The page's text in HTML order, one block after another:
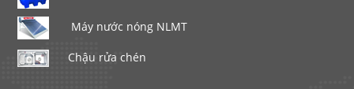
Máy nước nóng NLMT
Chậu rửa chén